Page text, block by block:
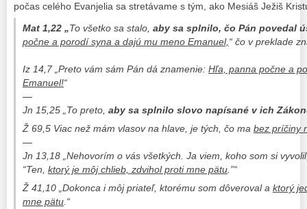
počas celého Evanjelia sa stretávame s tým, ako Mesiáš Ježiš
Mat 1,22 „To všetko sa stalo, aby sa splnilo, čo Pán povedal
počne a porodí syna a dajú mu meno Emanuel, “ čo v preklade
Iz 14,7 „Preto vám sám Pán dá znamenie: Hľa, panna počne a
Emanuel!“
—
Jn 15,25 „To preto, aby sa splnilo slovo napísané v ich
Ž 69,5 Viac než mám vlasov na hlave, je tých, čo ma bez príčiny
—
Jn 13,18 „Nehovorím o vás všetkých. Ja viem, koho som si
“Ten, ktorý je môj chlieb, zdvihol proti mne pätu.”“
Ž 41,10 „Dokonca i môj priateľ, ktorému som dôveroval a ktorý
mne pätu.“